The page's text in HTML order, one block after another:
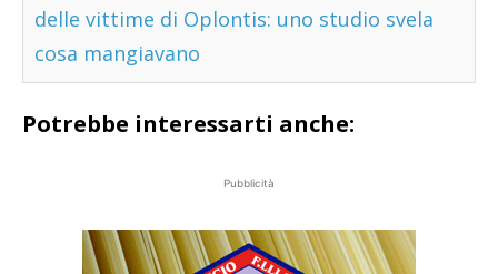
delle vittime di Oplontis: uno studio svela
cosa mangiavano
Potrebbe interessarti anche:
Pubblicità